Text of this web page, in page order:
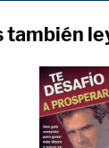
también